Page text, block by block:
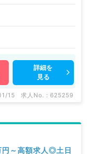
詳細を
見る
15 求人No. : 625259
円～高額求人◎土日